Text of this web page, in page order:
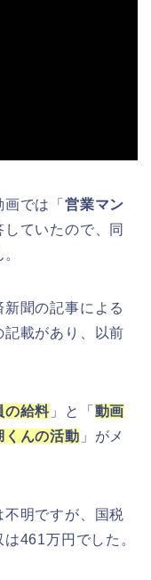
では「 営業マン
していたので、同
聞の記事による
記載があり、以前
の給料 」と「 動画
くんの活動 」がメ
明ですが、国税
461万円でした。